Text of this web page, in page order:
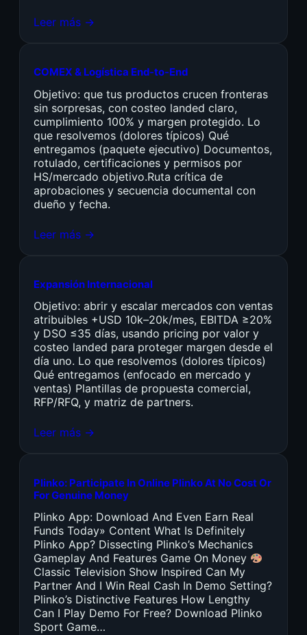
Leer más →
COMEX & Logística End-to-End
Objetivo: que tus productos crucen fronteras
sin sorpresas, con costeo landed claro,
cumplimiento 100% y margen protegido. Lo
que resolvemos (dolores típicos) Qué
entregamos (paquete ejecutivo) Documentos,
rotulado, certificaciones y permisos por
HS/mercado objetivo.Ruta crítica de
aprobaciones y secuencia documental con
dueño y fecha.
Leer más →
Expansión Internacional
Objetivo: abrir y escalar mercados con ventas
atribuibles +USD 10k–20k/mes, EBITDA ≥20%
y DSO ≤35 días, usando pricing por valor y
costeo landed para proteger margen desde el
día uno. Lo que resolvemos (dolores típicos)
Qué entregamos (enfocado en mercado y
ventas) Plantillas de propuesta comercial,
RFP/RFQ, y matriz de partners.
Leer más →
Plinko: Participate In Online Plinko At No Cost Or
For Genuine Money
Plinko App: Download And Even Earn Real
Funds Today» Content What Is Definitely
Plinko App? Dissecting Plinko’s Mechanics
Gameplay And Features Game On Money
Classic Television Show Inspired Can My
Partner And I Win Real Cash In Demo Setting?
Plinko’s Distinctive Features How Lengthy
Can I Play Demo For Free? Download Plinko
Sport Game…